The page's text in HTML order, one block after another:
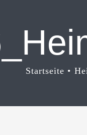
Startseite